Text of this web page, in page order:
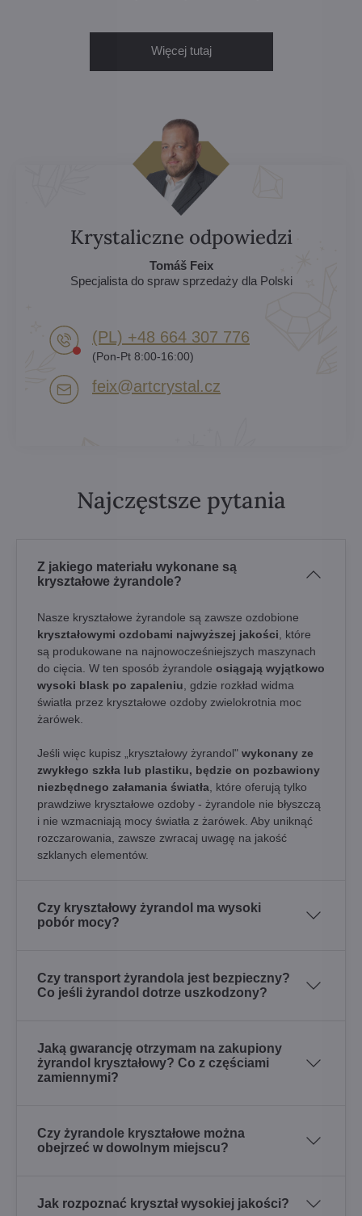
Więcej tutaj
Krystaliczne odpowiedzi
Tomáš Feix
Specjalista do spraw sprzedaży dla Polski
(PL) +48 664 307 776
(Pon-Pt 8:00-16:00)
feix​@artcrystal​.cz
Najczęstsze pytania
Z jakiego materiału wykonane są
kryształowe żyrandole?
Nasze kryształowe żyrandole są zawsze ozdobione
kryształowymi ozdobami najwyższej jakości , które
są produkowane na najnowocześniejszych maszynach
do cięcia. W ten sposób żyrandole osiągają wyjątkowo
wysoki blask po zapaleniu , gdzie rozkład widma
światła przez kryształowe ozdoby zwielokrotnia moc
żarówek.
Jeśli więc kupisz „kryształowy żyrandol" wykonany ze
zwykłego szkła lub plastiku, będzie on pozbawiony
niezbędnego załamania światła , które oferują tylko
prawdziwe kryształowe ozdoby - żyrandole nie błyszczą
i nie wzmacniają mocy światła z żarówek. Aby uniknąć
rozczarowania, zawsze zwracaj uwagę na jakość
szklanych elementów.
Czy kryształowy żyrandol ma wysoki
pobór mocy?
Czy transport żyrandola jest bezpieczny?
Co jeśli żyrandol dotrze uszkodzony?
Jaką gwarancję otrzymam na zakupiony
żyrandol kryształowy? Co z częściami
zamiennymi?
Czy żyrandole kryształowe można
obejrzeć w dowolnym miejscu?
Jak rozpoznać kryształ wysokiej jakości?